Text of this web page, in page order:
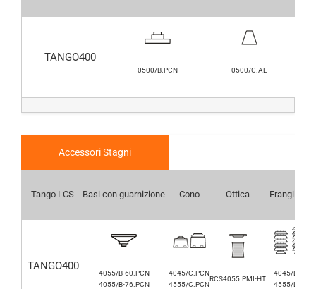
TANGO400
0500/B.PCN 0500/C.AL
Accessori Stagni
Tango LCS Basi con guarnizione Cono Ottica Frangiluce
TANGO400
4055/B-60.PCN
4055/B-76.PCN
4045/C.PCN
4555/C.PCN
RCS4055.PMI-HT
4045/L.AL
4555/L.AL